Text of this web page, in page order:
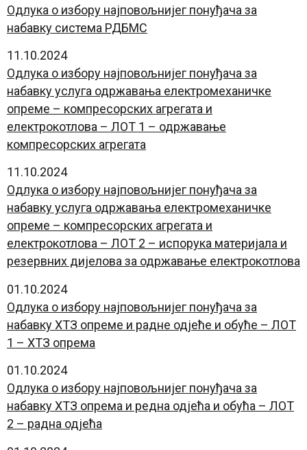
Oдлука о избору најповољнијег понуђача за
набавку система РДБМС
11.10.2024
Oдлука о избору најповољнијег понуђача за
набавку услуга одржавања електромеханичке
опреме – компресорских агрегата и
електрокотлова – ЛОТ 1 – одржавање
компресорских агрегата
11.10.2024
Oдлука о избору најповољнијег понуђача за
набавку услуга одржавања електромеханичке
опреме – компресорских агрегата и
електрокотлова – ЛОТ 2 – испорука материјала и
резервних дијелова за одржавање електрокотлова
01.10.2024
Oдлука о избору најповољнијег понуђача за
набавку ХТЗ опреме и радне одјеће и обуће – ЛОТ
1 – ХТЗ опрема
01.10.2024
Oдлука о избору најповољнијег понуђача за
набавку ХТЗ опрема и редна одјећа и обућа – ЛОТ
2 – радна одјећа